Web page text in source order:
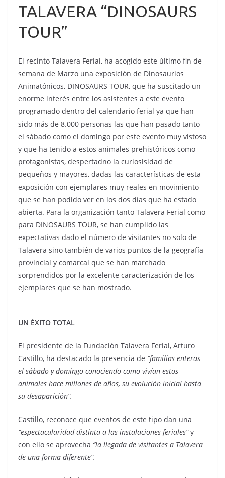
TALAVERA “DINOSAURS
TOUR”
El recinto Talavera Ferial, ha acogido este último fin de
semana de Marzo una exposición de Dinosaurios
Animatónicos, DINOSAURS TOUR, que ha suscitado un
enorme interés entre los asistentes a este evento
programado dentro del calendario ferial ya que han
sido más de 8.000 personas las que han pasado tanto
el sábado como el domingo por este evento muy vistoso
y que ha tenido a estos animales prehistóricos como
protagonistas, despertadno la curiosisidad de
pequeños y mayores, dadas las características de esta
exposición con ejemplares muy reales en movimiento
que se han podido ver en los dos días que ha estado
abierta. Para la organización tanto Talavera Ferial como
para DINOSAURS TOUR, se han cumplido las
expectativas dado el número de visitantes no solo de
Talavera sino también de varios puntos de la geografía
provincial y comarcal que se han marchado
sorprendidos por la excelente caracterización de los
ejemplares que se han mostrado.
UN ÉXITO TOTAL
El presidente de la Fundación Talavera Ferial, Arturo
Castillo, ha destacado la presencia de “familias enteras
el sábado y domingo conociendo como vivían estos
animales hace millones de años, su evolución inicial hasta
su desaparición”.
Castillo, reconoce que eventos de este tipo dan una
“espectacularidad distinta a las instalaciones feriales”y
con ello se aprovecha “la llegada de visitantes a Talavera
de una forma diferente”.